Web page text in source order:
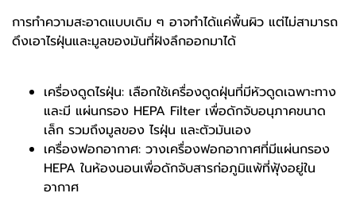
การทำความสะอาดแบบเดิม ๆ อาจทำได้แค่พื้นผิว แต่ไม่สามารถ
ดึงเอาไรฝุ่นและมูลของมันที่ฝังลึกออกมาได้
เครื่องดูดไรฝุ่น: เลือกใช้เครื่องดูดฝุ่นที่มีหัวดูดเฉพาะทาง
และมี แผ่นกรอง HEPA Filter เพื่อดักจับอนุภาคขนาด
เล็ก รวมถึงมูลของ ไรฝุ่น และตัวมันเอง
เครื่องฟอกอากาศ: วางเครื่องฟอกอากาศที่มีแผ่นกรอง
HEPA ในห้องนอนเพื่อดักจับสารก่อภูมิแพ้ที่ฟุ้งอยู่ใน
อากาศ